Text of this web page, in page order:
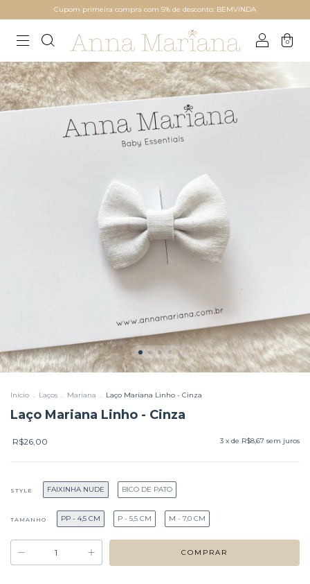
Cupom primeira compra com 5% de desconto: BEMVINDA
0
Início . Laços . Mariana . Laço Mariana Linho - Cinza
Laço Mariana Linho - Cinza
R$26,00 3 x de R$8,67 sem juros
STYLE FAIXINHA NUDE BICO DE PATO
TAMANHO PP - 4,5 CM P - 5,5 CM M - 7,0 CM